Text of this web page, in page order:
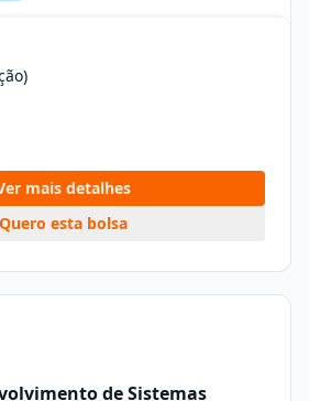
mais detalhes
Quero esta bolsa
de Sistemas